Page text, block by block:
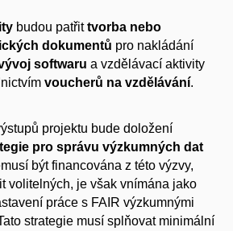
budou patřittvorba nebo
dokumentů pro nakládání
softwaru a vzdělávací aktivity
voucherů na vzdělávání.
projektu bude doložení
pro správu výzkumných dat
být financována z této výzvy,
volitelných, je však vnímána jako
práce s FAIR výzkumnými
strategie musí splňovat minimální